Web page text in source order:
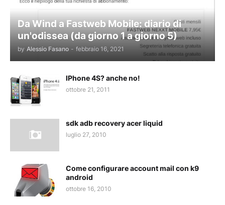
Da Wind a Fastweb Mobile: diario di
un'odissea (da giorno 1 a giorno 5)
by Alessio Fasano - febbraio 16, 2021
IPhone 4S? anche no!
ottobre 21, 2011
sdk adb recovery acer liquid
luglio 27, 2010
Come configurare account mail con k9
android
ottobre 16, 2010